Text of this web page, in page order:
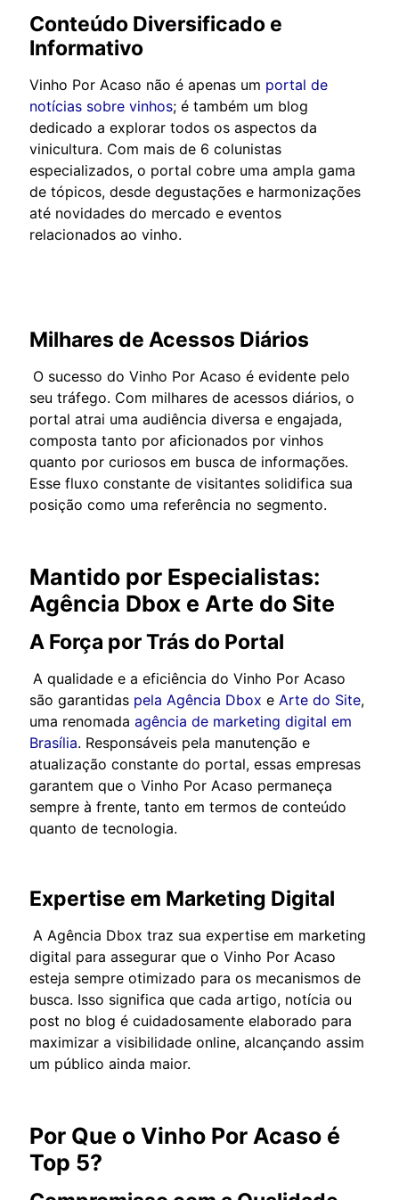
Conteúdo Diversificado e
Informativo
Vinho Por Acaso não é apenas um portal de
notícias sobre vinhos; é também um blog
dedicado a explorar todos os aspectos da
vinicultura. Com mais de 6 colunistas
especializados, o portal cobre uma ampla gama
de tópicos, desde degustações e harmonizações
até novidades do mercado e eventos
relacionados ao vinho.
Milhares de Acessos Diários
O sucesso do Vinho Por Acaso é evidente pelo
seu tráfego. Com milhares de acessos diários, o
portal atrai uma audiência diversa e engajada,
composta tanto por aficionados por vinhos
quanto por curiosos em busca de informações.
Esse fluxo constante de visitantes solidifica sua
posição como uma referência no segmento.
Mantido por Especialistas:
Agência Dbox e Arte do Site
A Força por Trás do Portal
A qualidade e a eficiência do Vinho Por Acaso
são garantidas pela Agência Dbox e Arte do Site,
uma renomada agência de marketing digital em
Brasília. Responsáveis pela manutenção e
atualização constante do portal, essas empresas
garantem que o Vinho Por Acaso permaneça
sempre à frente, tanto em termos de conteúdo
quanto de tecnologia.
Expertise em Marketing Digital
A Agência Dbox traz sua expertise em marketing
digital para assegurar que o Vinho Por Acaso
esteja sempre otimizado para os mecanismos de
busca. Isso significa que cada artigo, notícia ou
post no blog é cuidadosamente elaborado para
maximizar a visibilidade online, alcançando assim
um público ainda maior.
Por Que o Vinho Por Acaso é
Top 5?